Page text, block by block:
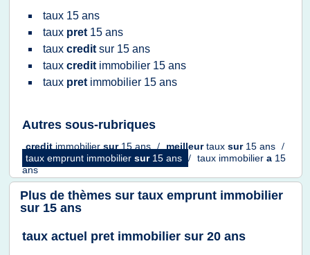
taux 15 ans
taux pret 15 ans
taux credit sur 15 ans
taux credit immobilier 15 ans
taux pret immobilier 15 ans
Autres sous-rubriques
creditimmobiliersur15 ans / meilleurtaux sur 15 ans /
taux emprunt immobilier sur 15 ans / taux immobilier a 15
ans
Plus de thèmes sur taux emprunt immobilier
sur 15 ans
taux actuel pret immobilier sur 20 ans